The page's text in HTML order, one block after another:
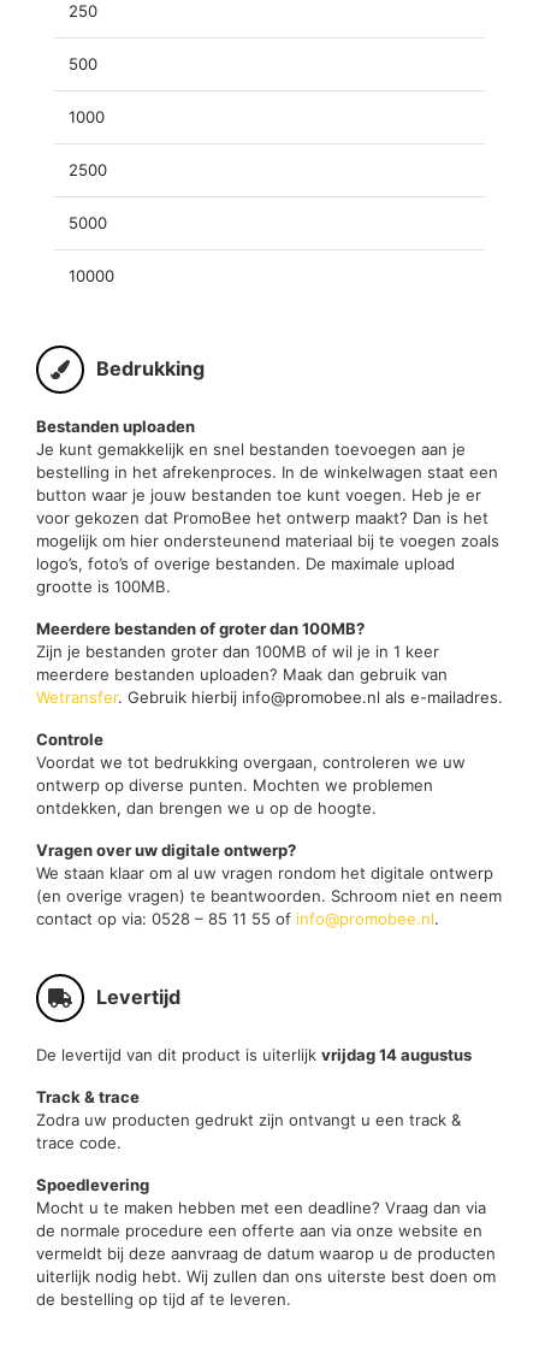
250
500
1000
2500
5000
10000
Bedrukking
Bestanden uploaden
Je kunt gemakkelijk en snel bestanden toevoegen aan je
bestelling in het afrekenproces. In de winkelwagen staat een
button waar je jouw bestanden toe kunt voegen. Heb je er
voor gekozen dat PromoBee het ontwerp maakt? Dan is het
mogelijk om hier ondersteunend materiaal bij te voegen zoals
logo’s, foto’s of overige bestanden. De maximale upload
grootte is 100MB.
Meerdere bestanden of groter dan 100MB?
Zijn je bestanden groter dan 100MB of wil je in 1 keer
meerdere bestanden uploaden? Maak dan gebruik van
Wetransfer. Gebruik hierbij info@promobee.nl als e-mailadres.
Controle
Voordat we tot bedrukking overgaan, controleren we uw
ontwerp op diverse punten. Mochten we problemen
ontdekken, dan brengen we u op de hoogte.
Vragen over uw digitale ontwerp?
We staan klaar om al uw vragen rondom het digitale ontwerp
(en overige vragen) te beantwoorden. Schroom niet en neem
contact op via: 0528 – 85 11 55 of info@promobee.nl.
Levertijd
De levertijd van dit product is uiterlijk vrijdag 14 augustus
Track & trace
Zodra uw producten gedrukt zijn ontvangt u een track &
trace code.
Spoedlevering
Mocht u te maken hebben met een deadline? Vraag dan via
de normale procedure een offerte aan via onze website en
vermeldt bij deze aanvraag de datum waarop u de producten
uiterlijk nodig hebt. Wij zullen dan ons uiterste best doen om
de bestelling op tijd af te leveren.